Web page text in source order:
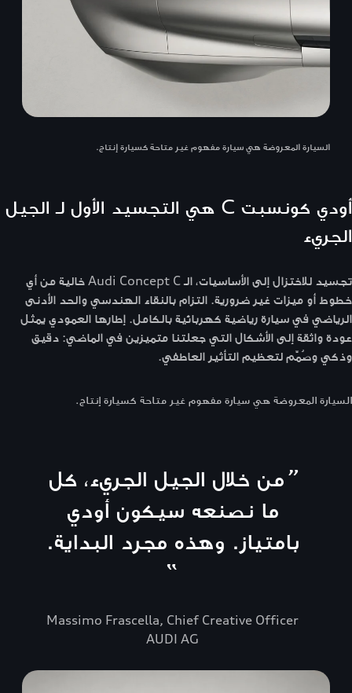
السيارة المعروضة هي سيارة مفهوم غير متاحة كسيارة إنتاج.
أودي كونسبت C هي التجسيد الأول لـ الجيل
الجريء
تجسيد للاختزال إلى الأساسيات، الـ Audi Concept C خالية من أي
خطوط أو ميزات غير ضرورية. التزام بالنقاء الهندسي والحد الأدنى
الرياضي في سيارة رياضية كهربائية بالكامل. إطارها العمودي يمثل
عودة واثقة إلى الأشكال التي جعلتنا متميزين في الماضي: دقيق
وذكي وصُمِّم لتعظيم التأثير العاطفي.
السيارة المعروضة هي سيارة مفهوم غير متاحة كسيارة إنتاج.
“من خلال الجيل الجريء، كل
ما نصنعه سيكون أودي
بامتياز. وهذه مجرد البداية.
”
Massimo Frascella, Chief Creative Officer
AUDI AG